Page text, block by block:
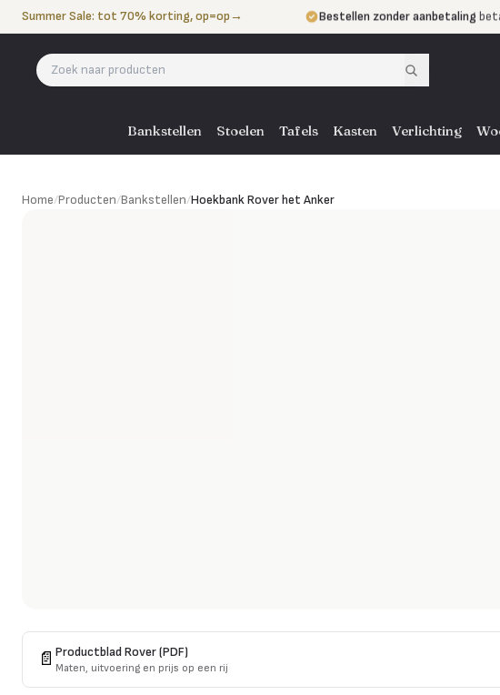
Naar de inhoud
Summer Sale: tot 70% korting, op=op→ Bestellen zonder aanbetaling
Eigen bezorgdienst door heel NL,
Bankstellen Stoelen Tafels Kasten Verlichting
Hoekbank Rover het Anker
Home/Producten/Bankstellen/Hoekbank Rover het Anker
📄 ProductbladRover(PDF)
Maten, uitvoering en prijs op een rij